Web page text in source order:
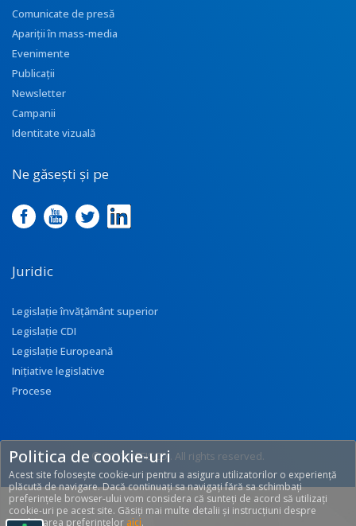
Comunicate de presă
Apariţii în mass-media
Evenimente
Publicații
Newsletter
Campanii
Identitate vizuală
Ne găsești și pe
Juridic
Legislație învățământ superior
Legislație CDI
Legislație Europeană
Inițiative legislative
Procese
© 2017 UEFISCDI. All rights reserved.
[T: 0.2682, O: 92]
Politica de cookie-uri
Acest site folosește cookie-uri pentru a asigura utilizatorilor o experiență
plăcută de navigare. Dacă continuați sa navigați fără sa schimbați
preferințele browser-ului vom considera că sunteți de acord să utilizați
cookie-uri pe acest site. Găsiți mai multe detalii și instrucțiuni despre
modificarea preferințelor aici.